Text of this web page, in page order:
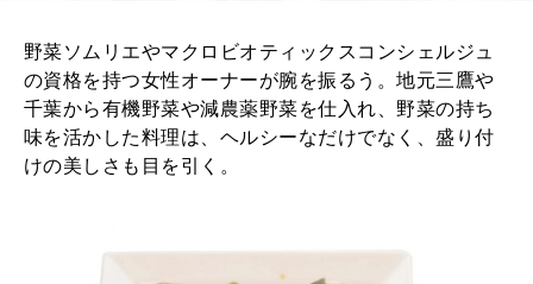
野菜ソムリエやマクロビオティックスコンシェルジュ
の資格を持つ女性オーナーが腕を振るう。地元三鷹や
千葉から有機野菜や減農薬野菜を仕入れ、野菜の持ち
味を活かした料理は、ヘルシーなだけでなく、盛り付
けの美しさも目を引く。